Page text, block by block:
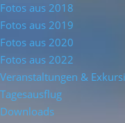
Fotos aus 2018
Fotos aus 2019
Fotos aus 2020
Fotos aus 2022
Veranstaltungen &
Tagesausflug
Downloads